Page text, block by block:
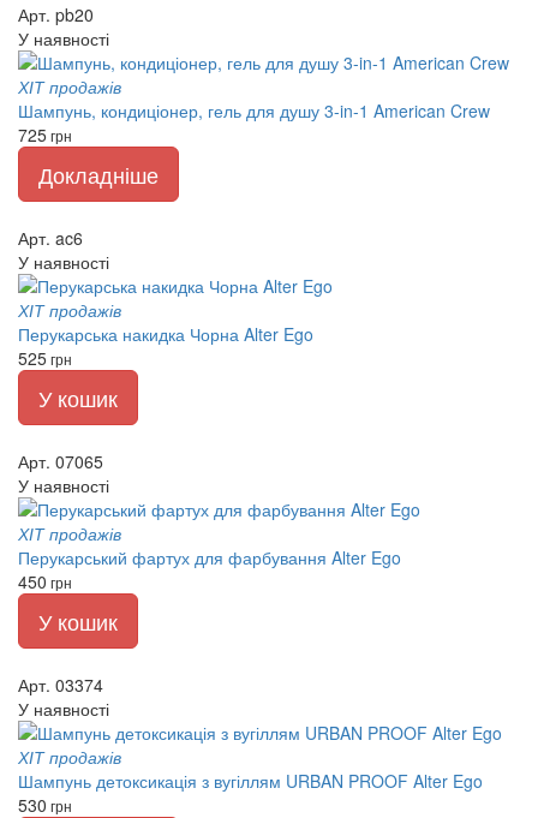
Арт. pb20
У наявності
ХІТ продажів
Шампунь, кондиціонер, гель для душу 3-in-1 American Crew
725грн
Докладніше
Арт. ac6
У наявності
ХІТ продажів
Перукарська накидка Чорна Alter Ego
525грн
У кошик
Арт. 07065
У наявності
ХІТ продажів
Перукарський фартух для фарбування Alter Ego
450 грн
У кошик
Арт. 03374
У наявності
ХІТ продажів
Шампунь детоксикація з вугіллям URBAN PROOF Alter Ego
530 грн